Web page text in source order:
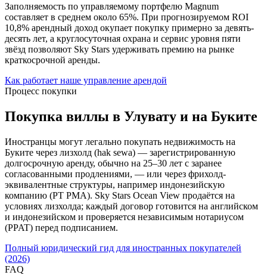
Заполняемость по управляемому портфелю Magnum
составляет в среднем около 65%. При прогнозируемом ROI
10,8% арендный доход окупает покупку примерно за девять-
десять лет, а круглосуточная охрана и сервис уровня пяти
звёзд позволяют Sky Stars удерживать премию на рынке
краткосрочной аренды.
Как работает наше управление арендой
Процесс покупки
Покупка виллы в Улувату и на Буките
Иностранцы могут легально покупать недвижимость на
Буките через лизхолд (hak sewa) — зарегистрированную
долгосрочную аренду, обычно на 25–30 лет с заранее
согласованными продлениями, — или через фрихолд-
эквивалентные структуры, например индонезийскую
компанию (PT PMA). Sky Stars Ocean View продаётся на
условиях лизхолда; каждый договор готовится на английском
и индонезийском и проверяется независимым нотариусом
(PPAT) перед подписанием.
Полный юридический гид для иностранных покупателей
(2026)
FAQ